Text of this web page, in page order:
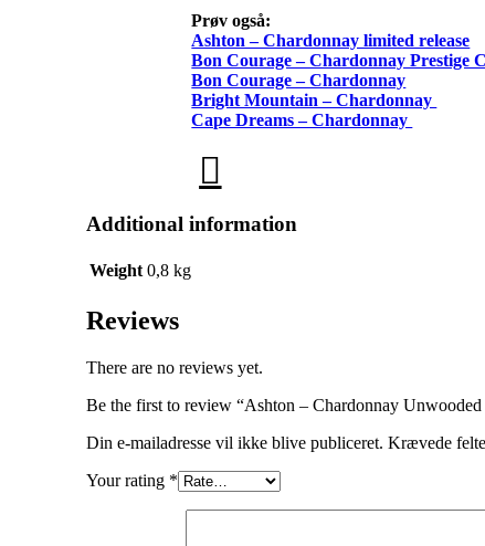
Prøv også:
Ashton – Chardonnay limited release
Bon Courage – Chardonnay Prestige
Bon Courage – Chardonnay
Bright Mountain – Chardonnay
Cape Dreams – Chardonnay
Additional information
Weight 0,8 kg
Reviews
There are no reviews yet.
Be the first to review “Ashton – Chardonnay Unwooded
Din e-mailadresse vil ikke blive publiceret. Krævede
Your rating *